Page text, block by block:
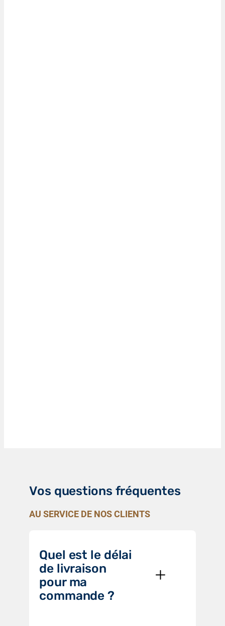
Vos questions fréquentes
AU SERVICE DE NOS CLIENTS
Quel est le délai
de livraison
pour ma
commande ?